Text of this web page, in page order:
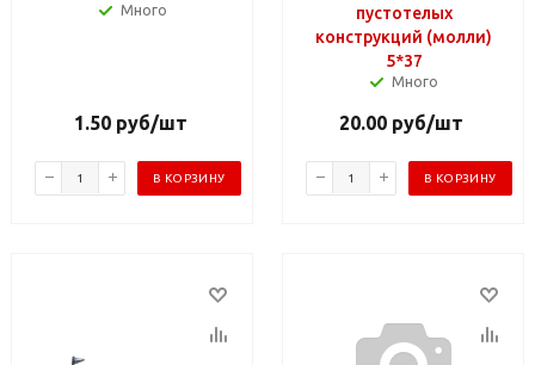
Много
1.50руб/шт
В КОРЗИНУ
пустотелых
конструкций (молли)
5*37
Много
20.00 руб/шт
В КОРЗИНУ